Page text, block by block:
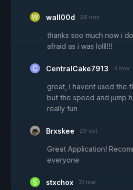
wall00d 26 nov
thanks soo much now i
afraid as i was lolll!!!
CentralCake7913 4 nov
great, I havent used the
but the speed and jump
really fun
Brxskee 29 set
Great Application!
everyone
stxchox 31 mar